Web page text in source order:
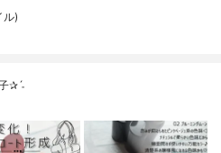
ル)
✰ˊ˗